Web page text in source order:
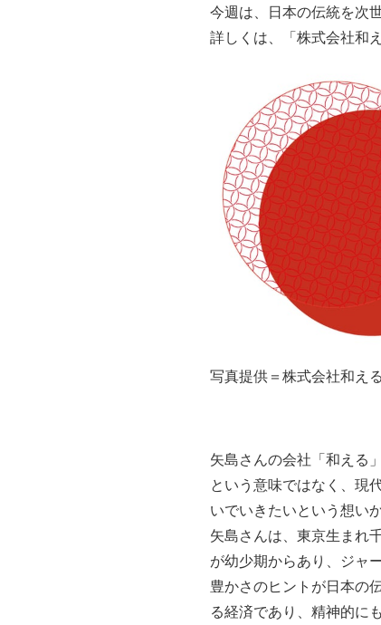
今週は、日本の伝統を次
詳しくは、「株式会社和
写真提供＝株式会社和える
矢島さんの会社「和える
という意味ではなく、現
いでいきたいという想い
矢島さんは、東京生まれ
が幼少期からあり、ジャ
豊かさのヒントが日本の
る経済であり、精神的に